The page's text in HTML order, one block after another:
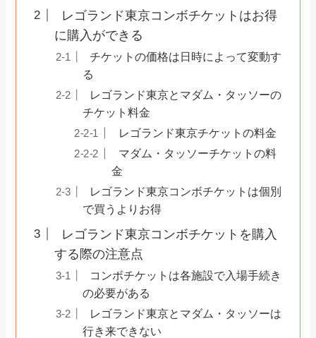
レゴランド東京コンボチケットはお得
に購入ができる
チケットの価格は日時によって変動す
る
レゴランド東京とマダム・タッソーの
チケット料金
レゴランド東京チケットの料金
マダム・タッソーチケットの料
金
レゴランド東京コンボチケットは個別
で買うよりお得
レゴランド東京コンボチケットを購入
する際の注意点
コンボチケットは各施設で入場手続き
の必要がある
レゴランド東京とマダム・タッソーは
行き来できない